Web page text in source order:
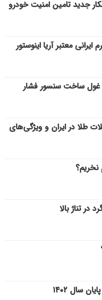
جدید تامین امنیت خودرو
معتبر آریا اینوستور
غول ساخت سنسور فشار
طلا در ایران و ویژگی‌های
تناژ بالا
سال ۱۴۰۲